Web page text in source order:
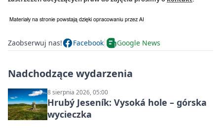
Zaobserwuj nas! Facebook Google News
Nadchodzące wydarzenia
8 sierpnia 2026, 05:00
Hrubý Jeseník: Vysoká hole – górska
wycieczka